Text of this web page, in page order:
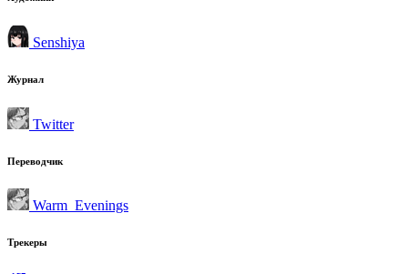
Senshiya
Журнал
Twitter
Переводчик
Warm_Evenings
Трекеры